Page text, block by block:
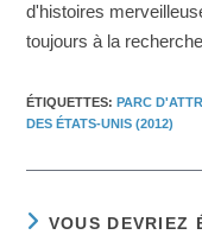
d'histoires
toujours à la
ÉTIQUETTES: PARC
DES ÉTATS-UNIS (2012)
VOUS DEVRIEZ